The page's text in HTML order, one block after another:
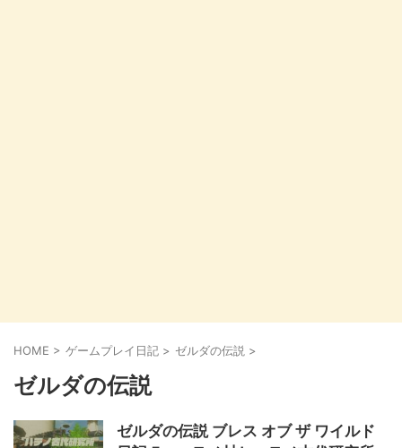
HOME > ゲームプレイ日記 > ゼルダの伝説 >
ゼルダの伝説
ゼルダの伝説 ブレス オブ ザ ワイルド